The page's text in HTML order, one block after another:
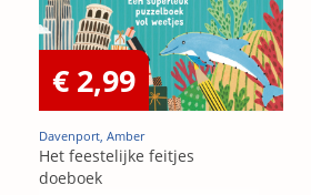
€ 2,99
Davenport, Amber
Het feestelijke feitjes
doeboek